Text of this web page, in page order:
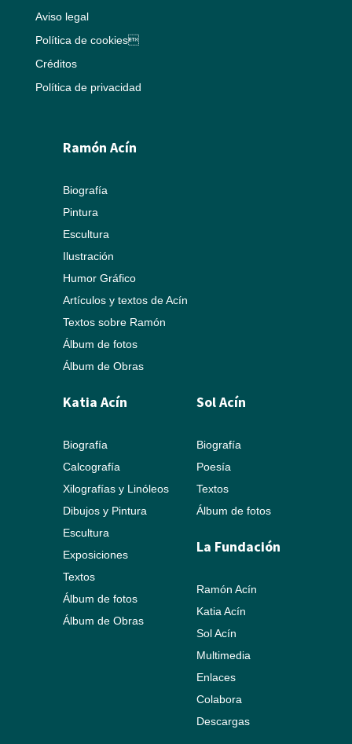
Aviso legal
Política de cookies
Créditos
Política de privacidad
Ramón Acín
Biografía
Pintura
Escultura
Ilustración
Humor Gráfico
Artículos y textos de Acín
Textos sobre Ramón
Álbum de fotos
Álbum de Obras
Katia Acín
Biografía
Calcografía
Xilografías y Linóleos
Dibujos y Pintura
Escultura
Exposiciones
Textos
Álbum de fotos
Álbum de Obras
Sol Acín
Biografía
Poesía
Textos
Álbum de fotos
La Fundación
Ramón Acín
Katia Acín
Sol Acín
Multimedia
Enlaces
Colabora
Descargas